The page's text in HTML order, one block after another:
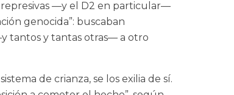
represivas —y el D2 en particular—
genocida”: buscaban
tantos y tantas otras— a otro
de crianza, se los exilia de sí.